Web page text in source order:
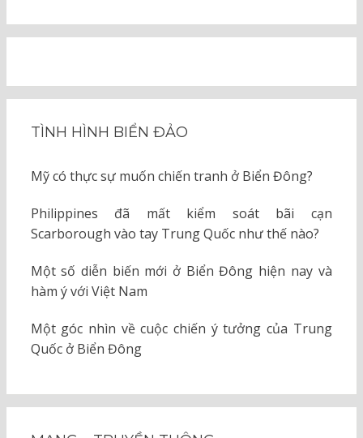
TÌNH HÌNH BIỂN ĐẢO
Mỹ có thực sự muốn chiến tranh ở Biển Đông?
Philippines đã mất kiểm soát bãi cạn
Scarborough vào tay Trung Quốc như thế nào?
Một số diễn biến mới ở Biển Đông hiện nay và
hàm ý với Việt Nam
Một góc nhìn về cuộc chiến ý tưởng của Trung
Quốc ở Biển Đông